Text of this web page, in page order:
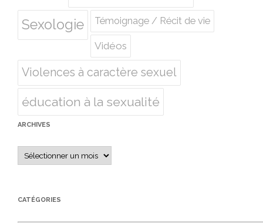
Sexologie Témoignage / Récit de vie
Vidéos
Violences à caractère sexuel
éducation à la sexualité
ARCHIVES
Archives
CATÉGORIES